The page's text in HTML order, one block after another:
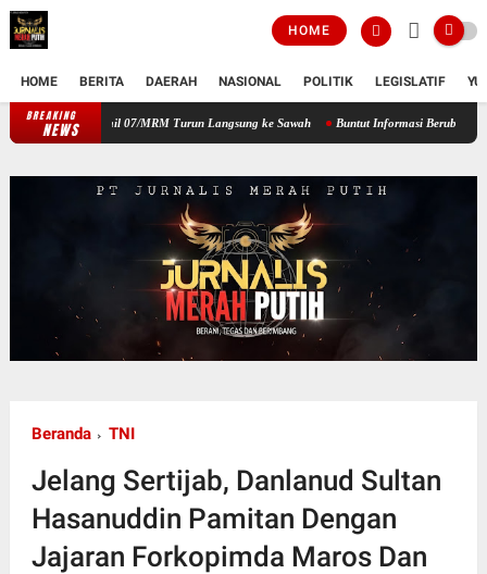
HOME
HOME BERITA DAERAH NASIONAL POLITIK LEGISLATIF
BREAKING
NEWSBantu Petani Cabut dan Pindahkan Bibi Padi, Babinsa Koramil 07/MRM Turun
Beranda TNI
Jelang Sertijab, Danlanud Sultan
Hasanuddin Pamitan Dengan
Jajaran Forkopimda Maros Dan